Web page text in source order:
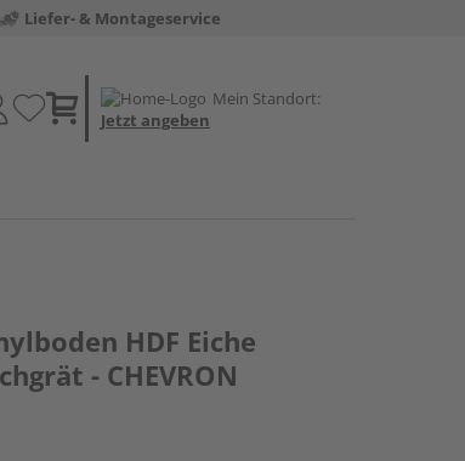
Liefer- & Montageservice
Mein Standort:
Jetzt angeben
HDF Eiche
- CHEVRON